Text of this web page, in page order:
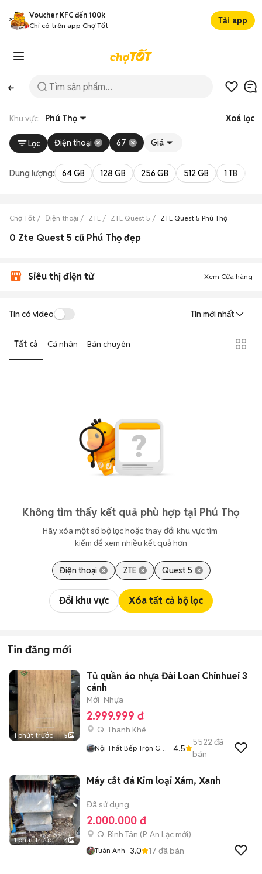
Voucher KFC đến 100k
Chỉ có trên app Chợ Tốt
Tải app
Khu vực: Phú Thọ Xoá lọc
Lọc Điện thoại 67 Giá
Dung lượng: 64 GB 128 GB 256 GB 512 GB 1 TB
Chợ Tốt Điện thoại ZTE ZTE Quest 5 ZTE Quest 5 Phú Thọ
0 Zte Quest 5 cũ Phú Thọ đẹp
Siêu thị điện tử Xem Cửa hàng
Tin có video Tin mới nhất
Tất cả Cá nhân Bán chuyên
Không tìm thấy kết quả phù hợp tại Phú Thọ
Hãy xóa một số bộ lọc hoặc thay đổi khu vực tìm
kiếm để xem nhiều kết quả hơn
Điện thoại ZTE Quest 5
Đổi khu vực Xóa tất cả bộ lọc
Tin đăng mới
1 phút trước 5
Tủ quần áo nhựa Đài Loan Chinhuei 3
cánh
Mới Nhựa
2.999.999 đ
Q. Thanh Khê
Nội Thất Bếp Trọn Gói
4.5
5522 đã
bán
1 phút trước 4
Máy cắt đá Kim loại Xám, Xanh
Đã sử dụng
2.000.000 đ
Q. Bình Tân (P. An Lạc mới)
Tuán Anh 3.0 17 đã bán